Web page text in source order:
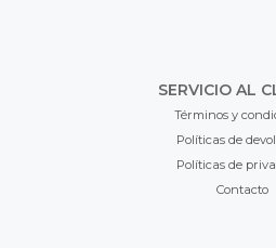
SERVICIO AL
Términos y
Políticas de
Políticas de
Contacto